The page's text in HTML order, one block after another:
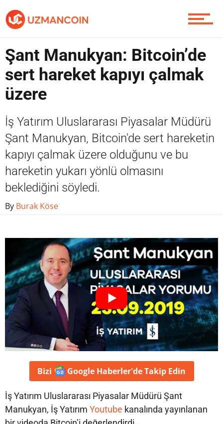
Soru Sor
Şant Manukyan: Bitcoin’de
sert hareket kapıyı çalmak
üzere
İş Yatırım Uluslararası Piyasalar Müdürü
Şant Manukyan, Bitcoin'de sert hareketin
kapıyı çalmak üzere olduğunu ve bu
hareketin yukarı yönlü olmasını
beklediğini söyledi.
By Burak Köse
Bizi Google Haberler'deTakip Edin
İş Yatırım Uluslararası Piyasalar Müdürü Şant
Manukyan, İş Yatırım Youtube kanalında yayınlanan